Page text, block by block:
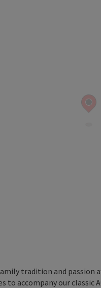
tradition and passion
to accompany our classic